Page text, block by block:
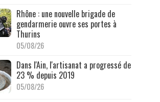
Rhône : une nouvelle brigade de
gendarmerie ouvre ses portes à
Thurins
05/08/26
Dans l'Ain, l'artisanat a progressé de
23 % depuis 2019
05/08/26